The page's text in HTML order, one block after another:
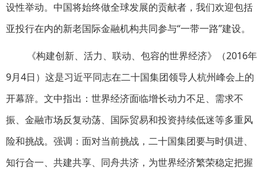
设性举动。中国将始终做全球发展的贡献者，我们欢迎包括
亚投行在内的新老国际金融机构共同参与“一带一路”建设。
《构建创新、活力、联动、包容的世界经济》（2016年
9月4日）这是习近平同志在二十国集团领导人杭州峰会上的
开幕辞。文中指出：世界经济面临增长动力不足、需求不
振、金融市场反复动荡、国际贸易和投资持续低迷等多重风
险和挑战。强调：面对当前挑战，二十国集团要与时俱进、
知行合一、共建共享、同舟共济，为世界经济繁荣稳定把握